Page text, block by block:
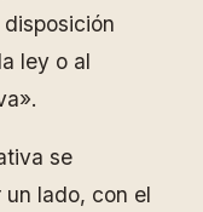
ley o al
se
lado, con el